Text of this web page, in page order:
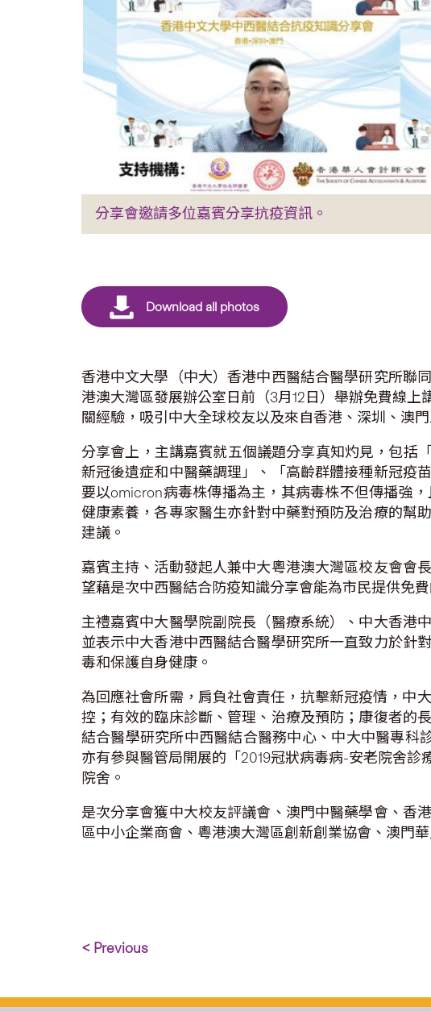
分享會邀請多位嘉賓分享抗疫資訊。
香港中文大學（中大）香港中西醫結合醫學研究所聯
港澳大灣區發展辦公室日前（3月12日）舉辦免費線
關經驗，吸引中大全球校友以及來自香港、深圳、澳
分享會上，主講嘉賓就五個議題分享真知灼見，包括
新冠後遺症和中醫藥調理」、「高齡群體接種新冠疫
要以omicron病毒株傳播為主，其病毒株不但傳播強
健康素養，各專家醫生亦針對中藥對預防及治療的幫
建議。
嘉賓主持、活動發起人兼中大粵港澳大灣區校友會會
望藉是次中西醫結合防疫知識分享會能為市民提供免
主禮嘉賓中大醫學院副院長（醫療系統）、中大香港
並表示中大香港中西醫結合醫學研究所一直致力於針
毒和保護自身健康。
為回應社會所需，肩負社會責任，抗擊新冠疫情，中
控；有效的臨床診斷、管理、治療及預防；康復者的
結合醫學研究所中西醫結合醫務中心、中大中醫專科
亦有參與醫管局開展的「2019冠狀病毒病-安老院舍
院舍。
是次分享會獲中大校友評議會、澳門中醫藥學會、香
區中小企業商會、粵港澳大灣區創新創業協會、澳門
< Previous